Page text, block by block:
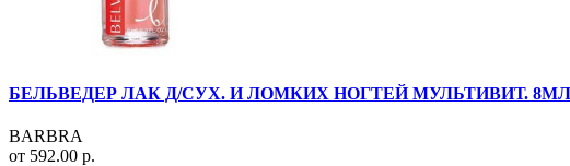
БЕЛЬВЕДЕР ЛАК Д/СУХ. И ЛОМКИХ НОГТЕЙ МУЛЬТИВИТ. 8МЛ.
BARBRA
от 592.00 р.